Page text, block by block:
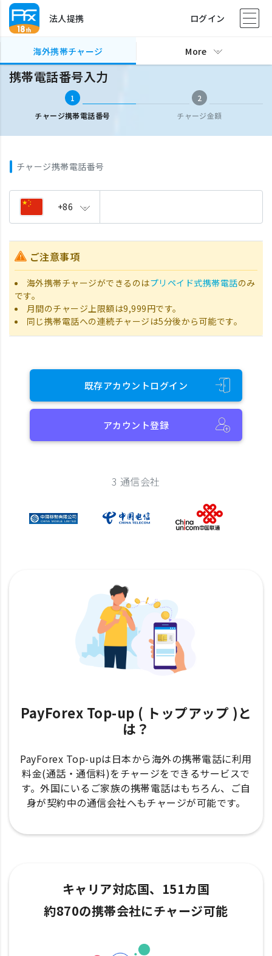
法人提携 ログイン
海外携帯チャージ More
海外携帯チャージ 携帯電話番号入力
携帯電話番号入力
1
チャージ携帯電話番号
2
チャージ金額
チャージ携帯電話番号
+86
ご注意事項
海外携帯チャージができるのはプリペイド式携帯電話のみ
です。
月間のチャージ上限額は9,999円です。
同じ携帯電話への連続チャージは5分後から可能です。
既存アカウントログイン
アカウント登録
3 通信会社
PayForex Top-up ( トップアップ )と
は？
PayForex Top-upは日本から海外の携帯電話に利用
料金(通話・通信料)をチャージをできるサービスで
す。外国にいるご家族の携帯電話はもちろん、ご自
身が契約中の通信会社へもチャージが可能です。
キャリア対応国、151カ国
約870の携帯会社にチャージ可能